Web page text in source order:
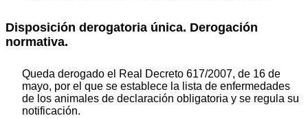
Disposición derogatoria única. Derogación
normativa.
Queda derogado el Real Decreto 617/2007, de 16 de
mayo, por el que se establece la lista de enfermedades
de los animales de declaración obligatoria y se regula su
notificación.